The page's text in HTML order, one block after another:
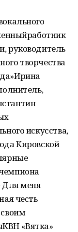
руководитель
творчества
искусства,
Кировской
Для меня
честь
«Вятка»